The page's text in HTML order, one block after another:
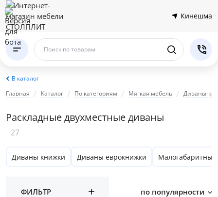
Кинешма
Поиск по товарам
В каталог
Главная
Каталог По категориям Мягкая мебель Диваны-
Раскладные двухместные диваны
27
Диваны книжки Диваны еврокнижки Малогабаритные
ФИЛЬТР по популярности